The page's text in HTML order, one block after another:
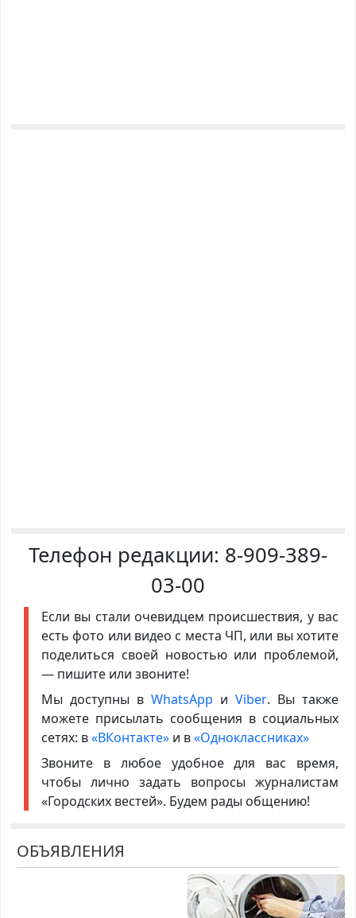
Телефон редакции: 8-909-389-
03-00
Если вы стали очевидцем происшествия, у вас
есть фото или видео с места ЧП, или вы хотите
поделиться своей новостью или проблемой,
— пишите или звоните!
Мы доступны в WhatsApp иViber. Вы также
можете присылать сообщения в социальных
сетях: в«ВКонтакте»и в«Одноклассниках»
Звоните в любое удобное для вас время,
чтобы лично задать вопросы журналистам
«Городских вестей». Будем рады общению!
ОБЪЯВЛЕНИЯ